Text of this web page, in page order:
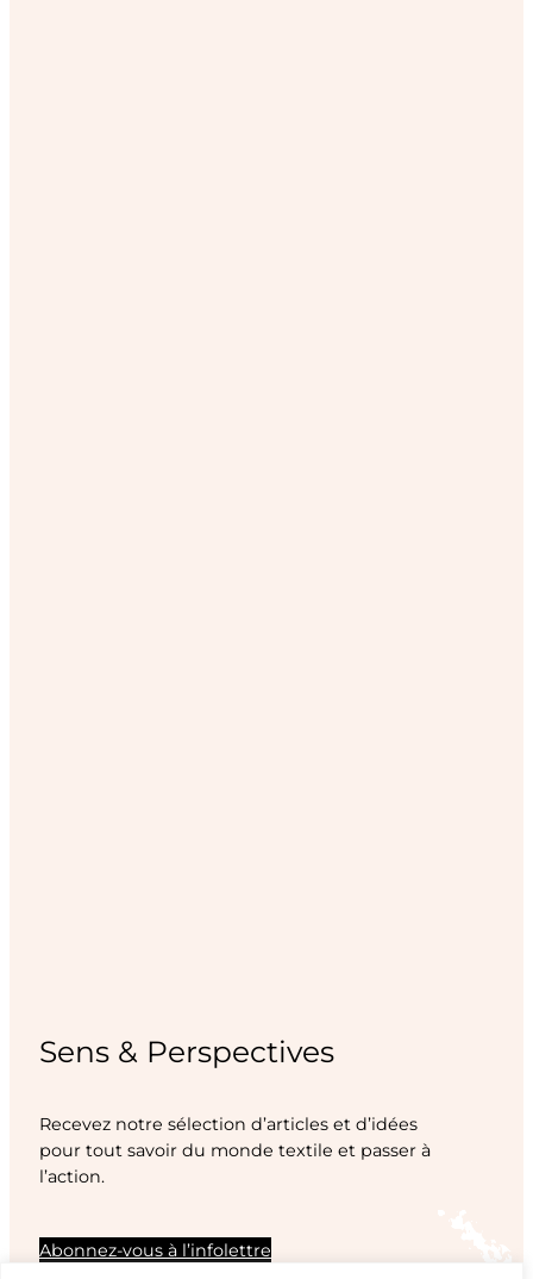
Sens & Perspectives
Recevez notre sélection d’articles et d’idées
pour tout savoir du monde textile et passer à
l’action.
Abonnez-vous à l’infolettre